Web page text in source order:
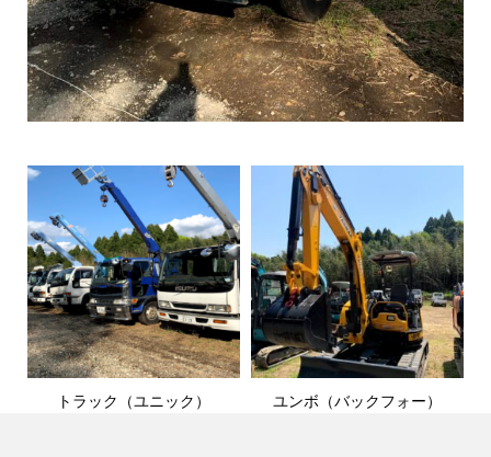
トラック（ユニック） ユンボ（バックフォー）